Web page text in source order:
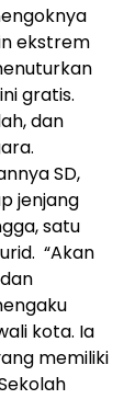
ekstrem
gratis.
dan
SD,
jenjang
satu
“Akan
kota. Ia
memiliki